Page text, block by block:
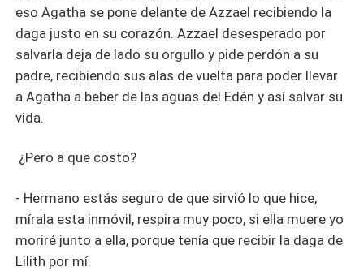
eso Agatha se pone delante de Azzael recibiendo la
daga justo en su corazón. Azzael desesperado por
salvarla deja de lado su orgullo y pide perdón a su
padre, recibiendo sus alas de vuelta para poder llevar
a Agatha a beber de las aguas del Edén y así salvar su
vida.
¿Pero a que costo?
- Hermano estás seguro de que sirvió lo que hice,
mírala esta inmóvil, respira muy poco, si ella muere yo
moriré junto a ella, porque tenía que recibir la daga de
Lilith por mí.